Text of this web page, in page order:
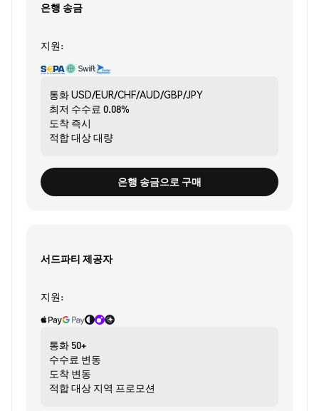
은행 송금
지원:
통화USD/EUR/CHF/AUD/GBP/JPY
최저 수수료 0.08%
도착 즉시
적합 대상대량
은행 송금으로 구매
서드파티 제공자
지원:
통화 50+
수수료 변동
도착 변동
적합 대상 지역 프로모션